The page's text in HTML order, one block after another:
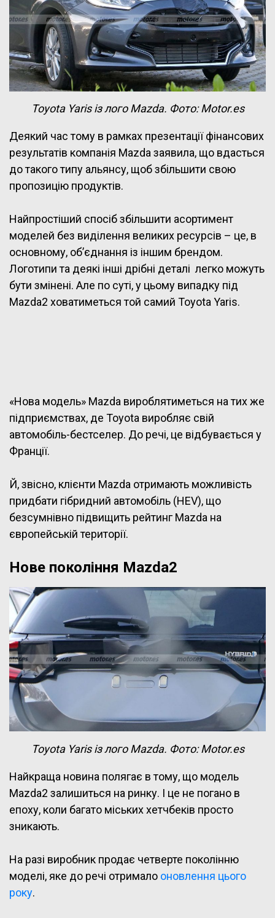
Toyota Yaris із лого Mazda. Фото: Motor.es
Деякий час тому в рамках презентації фінансових
результатів компанія Mazda заявила, що вдасться
до такого типу альянсу, щоб збільшити свою
пропозицію продуктів.
Найпростіший спосіб збільшити асортимент
моделей без виділення великих ресурсів – це, в
основному, об’єднання із іншим брендом.
Логотипи та деякі інші дрібні деталі легко можуть
бути змінені. Але по суті, у цьому випадку під
Mazda2 ховатиметься той самий Toyota Yaris.
«Нова модель» Mazda вироблятиметься на тих же
підприємствах, де Toyota виробляє свій
автомобіль-бестселер. До речі, це відбувається у
Франції.
Й, звісно, клієнти Mazda отримають можливість
придбати гібридний автомобіль (HEV), що
безсумнівно підвищить рейтинг Mazda на
європейській території.
Нове покоління Mazda2
Toyota Yaris із лого Mazda. Фото: Motor.es
Найкраща новина полягає в тому, що модель
Mazda2 залишиться на ринку. І це не погано в
епоху, коли багато міських хетчбеків просто
зникають.
На разі виробник продає четверте поколінню
моделі, яке до речі отримало оновлення цього
року.